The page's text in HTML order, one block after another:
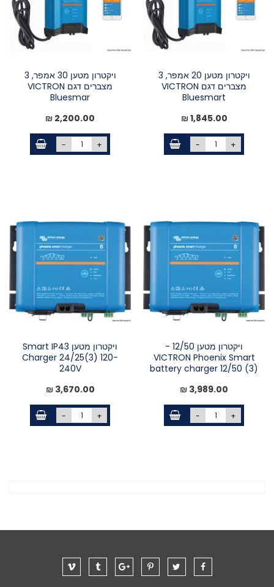
ויקטרון מטען 20 אמפר, 3
מצברים דגם VICTRON
Bluesmart
1,845.00 ₪
- +
ויקטרון מטען 30 אמפר, 3
מצברים דגם VICTRON
Bluesmar
2,200.00 ₪
- +
ויקטרון מטען 12/50 -
VICTRON Phoenix Smart
battery charger 12/50 (3)
3,989.00 ₪
- +
ויקטרון מטען Smart IP43
Charger 24/25(3) 120-
240V
3,670.00 ₪
- +